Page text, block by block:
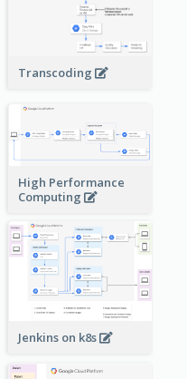
Transcoding
High Performance
Computing
Jenkins on k8s